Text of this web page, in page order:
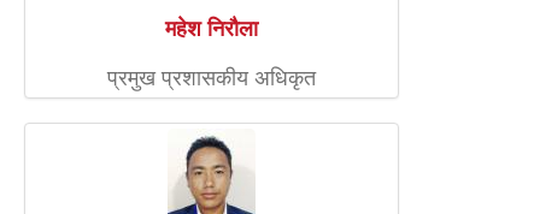
महेश निरौला
प्रमुख प्रशासकीय अधिकृत